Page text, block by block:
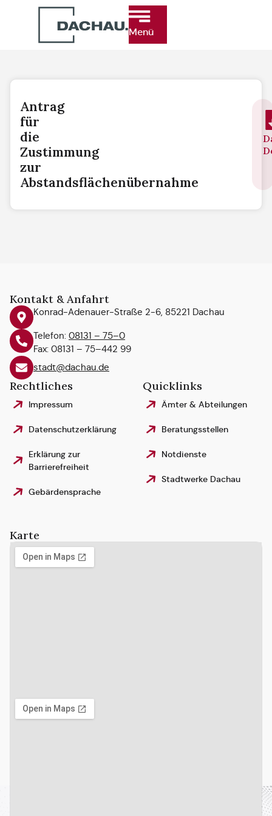
Menü
Antrag
für
die
Zustimmung
zur
Abstandsflächenübernahme
Kontakt & Anfahrt
Konrad-Adenauer-Straße 2-6, 85221 Dachau
Telefon: 08131 – 75–0
Fax: 08131 – 75–442 99
stadt@dachau.de
Rechtliches
Impressum
Datenschutzerklärung
Erklärung zur
Barrierefreiheit
Gebärdensprache
Quicklinks
Ämter & Abteilungen
Beratungsstellen
Notdienste
Stadtwerke Dachau
Karte